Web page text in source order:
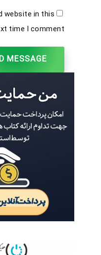
website in this
time I comment.